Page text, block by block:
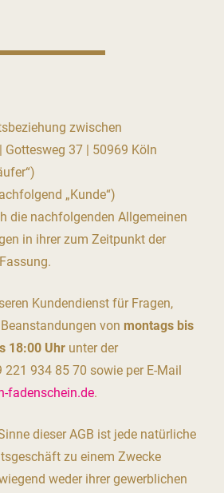
zwischen
Gottesweg 37 | 50969 Köln
„Kunde“)
die nachfolgenden Allgemeinen
in ihrer zum Zeitpunkt der
Kundendienst für Fragen,
von montags bis
18:00 Uhrunter der
934 85 70 sowie per E-Mail
fadenschein.de.
dieser AGB ist jede natürliche
zu einem Zwecke
weder ihrer gewerblichen